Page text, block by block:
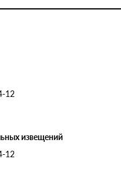
12
извещений
12